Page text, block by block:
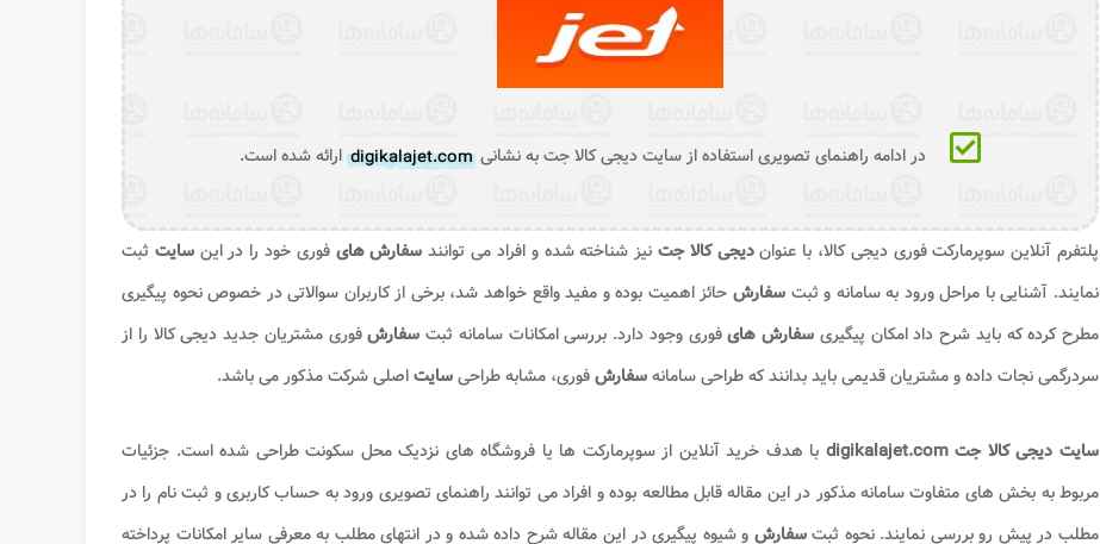
در ادامه راهنمای تصویری استفاده از سایت دیجی کالا جت به نشانی digikalajet.com ارائه شده است.
پلتفرم آنلاین سوپرمارکت فوری دیجی کالا، با عنواندیجی کالا جت نیز شناخته شده و افراد می توانند سفارش های فوری خود را در اینسایت ثبت
نمایند. آشنایی با مراحل ورود به سامانه و ثبتسفارش حائز اهمیت بوده و مفید واقع خواهد شد، برخی از کاربران سوالاتی در خصوص نحوه پیگیری
مطرح کرده که باید شرح داد امکان پیگیری سفارش هایفوری وجود دارد. بررسی امکانات سامانه ثبت سفارشفوری مشتریان جدید دیجی کالا را از
سردرگمی نجات داده و مشتریان قدیمی باید بدانند که طراحی سامانهسفارشفوری، مشابه طراحیسایتاصلی شرکت مذکور می باشد.
سایت دیجی کالا جت digikalajet.com
با هدف خرید آنلاین از سوپرمارکت ها یا فروشگاه های نزدیک محل سکونت طراحی شده است. جزئیات
مربوط به بخش های متفاوت سامانه مذکور در این مقاله قابل مطالعه بوده و افراد می توانند راهنمای تصویری ورود به حساب کاربری و ثبت نام را در
مطلب در پیش رو بررسی نمایند. نحوه ثبتسفارش و شیوه پیگیری در این مقاله شرح داده شده و در انتهای مطلب به معرفی سایر امکانات پرداخته